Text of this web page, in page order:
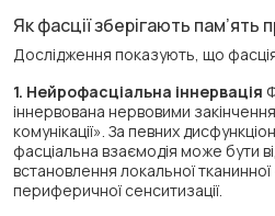
Як фасції зберігають пам’ять
Дослідження показують, що фасція
1. Нейрофасціальна іннервація
іннервована нервовими
комунікації». За певних
фасціальна взаємодія може бути
встановлення локальної
периферичної сенситизації.